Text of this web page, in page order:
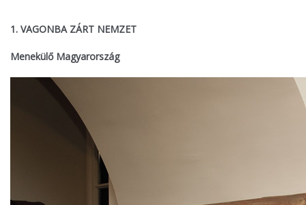
1. VAGONBA ZÁRT NEMZET
Menekülő Magyarország